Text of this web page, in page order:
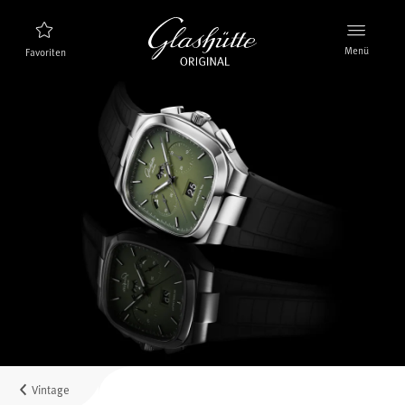
Favoriten Menü
Neuheiten
Entdecken Sie die Kollektion
Die Marke Glashütte Original
Manufaktur, Geschichte und Partner
Glashütte Original als Arbeitgeber
Verkaufspunkte
Vintage